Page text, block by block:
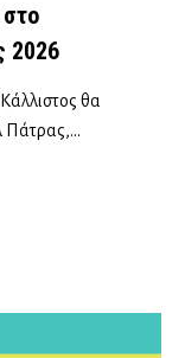
2026
θα
Πάτρας,…